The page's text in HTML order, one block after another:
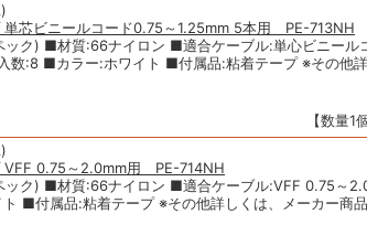
単芯ビニールコード0.75～1.25mm 5本用 PE-713NH
ック) ■材質:66ナイロン ■適合ケーブル:単心ビニール
数:8 ■カラー:ホワイト ■付属品:粘着テープ ※その他
【数量1
VFF 0.75～2.0mm用 PE-714NH
ック) ■材質:66ナイロン ■適合ケーブル:VFF 0.75～
■付属品:粘着テープ ※その他詳しくは、メーカー商